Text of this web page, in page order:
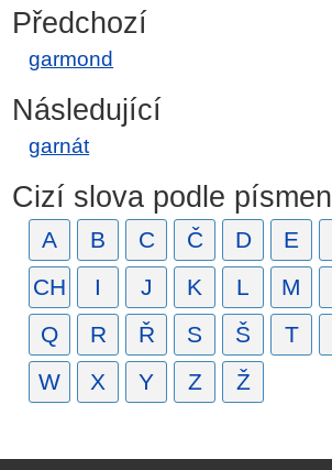
Předchozí
garmond
Následující
garnát
Cizí slova podle písmen
A B C Č D E
CH
I J K L M
Q
R Ř S Š T
W
X Y Z Ž